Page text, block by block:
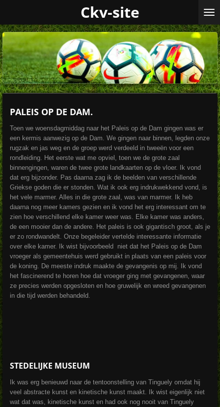
naar
de
hoofdinhoud
Ckv-site
PALEIS OP DE DAM.
Toen we woensdagmiddag naar het Paleis op de Dam gingen was er
een kermis aanwezig op de Dam. We gingen naar binnen, legden onze
rugzak en jas weg en de groep werd verdeeld in tweeën voor een
rondleiding. Het eerste wat me opviel, toen we de grote zaal
binnengingen, waren de twee grote landkaarten op de vloer. Ik vond
dat erg bijzonder. Pas daarna zag ik de beelden van verschillende
Griekse goden die er stonden. Wat ik ook erg indrukwekkend vond, is
het vele marmer. Alles in die grote zaal, was van marmer. Ik heb
daarna nog meer kamers gezien en ik vond het erg interessant om te
zien hoe verschillend elke kamer weer was. Elke kamer was anders,
de een mooier dan de andere. Het paleis is ook gigantisch groot, als je
er zo rondwandelt. Onze begeleider vertelde interessante informatie
over elke kamer. Ik wist bijvoorbeeld niet dat het Paleis op de Dam
vroeger als gemeentehuis werd gebruikt in plaats van een paleis voor
de koning. De meeste indruk maakte de gevangenis op mij. Ik vond
het fascinerend te horen hoe dat vroeger ging met gevangenen, waar
ze precies werden opgesloten en hoe gruwelijk en wreed gevangenen
in die tijd werden behandeld.
STEDELIJKE MUSEUM
Ik was erg benieuwd naar de tentoonstelling van Tinguely omdat hij
veel abstracte kunst en kinetische kunst maakt. Ik wist eigenlijk niet
wat dat was, kinetische kunst en had ook nog nooit van Tinguely